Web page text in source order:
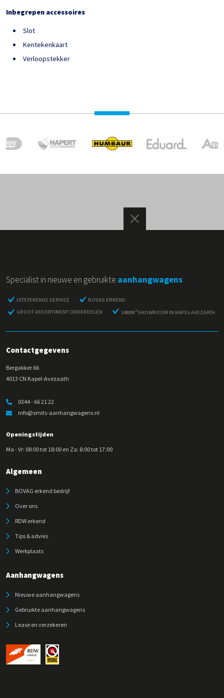
Inbegrepen accessoires
Slot
Kentekenkaart
Verloopstekker
Specialist in nieuwe en gebruikte aanhangwagens
UITSTEKENDE SERVICE
BOVAG ERKEND
GROOT ASSORTIMENT ONDERDELEN
2480M 2SHOWROOM IN KAPEL-AVEZAATH
Contactgegevens
Bergakker 66
4013 CN Kapel-Avezaath
0344 - 66 21 22
info@smits-aanhangwagens.nl
Openingstijden
Ma - Vr: 08:00 tot 18:00 en Za: 8:00 tot 17:00
Algemeen
BOVAG erkend bedrijf
Over ons
RDW erkend
Tips & advies
Werkplaats
Aanhangwagens
Nieuwe aanhangwagens
Gebruikte aanhangwagens
Lease en verzekeren